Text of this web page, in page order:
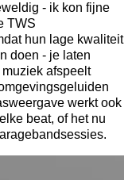
- ik kon fijne
TWS
hun lage kwaliteit
doen - je laten
afspeelt
werkt ook
beat, of het nu